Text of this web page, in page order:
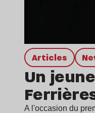
Articles
Un
A l'occasion du